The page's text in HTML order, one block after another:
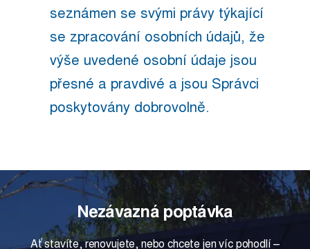
seznámen se svými právy týkající
se zpracování osobních údajů, že
výše uvedené osobní údaje jsou
přesné a pravdivé a jsou Správci
poskytovány dobrovolně.
Nezávazná poptávka
Ať stavíte, renovujete, nebo chcete jen víc pohodlí –